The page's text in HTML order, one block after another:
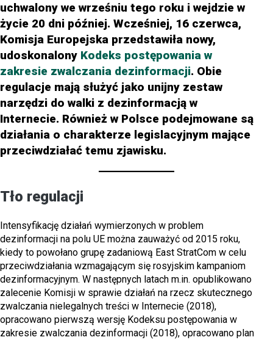
uchwalony we wrześniu tego roku i wejdzie w
życie 20 dni później. Wcześniej, 16 czerwca,
Komisja Europejska przedstawiła nowy,
udoskonalony Kodeks postępowania w
zakresie zwalczania dezinformacji. Obie
regulacje mają służyć jako unijny zestaw
narzędzi do walki z dezinformacją w
Internecie. Również w Polsce podejmowane są
działania o charakterze legislacyjnym mające
przeciwdziałać temu zjawisku.
Tło regulacji
Intensyfikację działań wymierzonych w problem
dezinformacji na polu UE można zauważyć od 2015 roku,
kiedy to powołano grupę zadaniową East StratCom w celu
przeciwdziałania wzmagającym się rosyjskim kampaniom
dezinformacyjnym. W następnych latach m.in. opublikowano
zalecenie Komisji w sprawie działań na rzecz skutecznego
zwalczania nielegalnych treści w Internecie (2018),
opracowano pierwszą wersję Kodeksu postępowania w
zakresie zwalczania dezinformacji (2018), opracowano plan